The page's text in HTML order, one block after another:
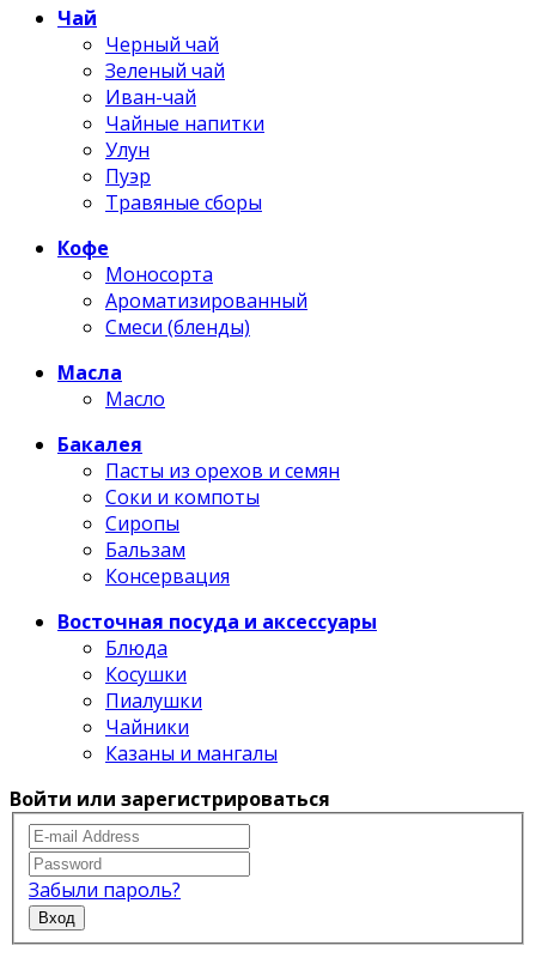
Чай
Черный чай
Зеленый чай
Иван-чай
Чайные напитки
Улун
Пуэр
Травяные сборы
Кофе
Моносорта
Ароматизированный
Смеси (бленды)
Масла
Масло
Бакалея
Пасты из орехов и семян
Соки и компоты
Сиропы
Бальзам
Консервация
Восточная посуда и аксессуары
Блюда
Косушки
Пиалушки
Чайники
Казаны и мангалы
Войти или зарегистрироваться
Забыли пароль?
Вход